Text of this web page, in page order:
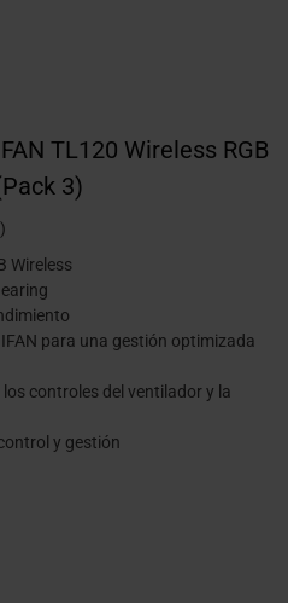
TL120 Wireless RGB
3)
Wireless
para una gestión optimizada
controles del ventilador y la
y gestión